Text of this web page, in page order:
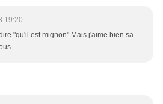
19:20
"qu'il est mignon" Mais j'aime bien sa